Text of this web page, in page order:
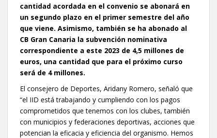
cantidad acordada en el convenio se abonará en
un segundo plazo en el primer semestre del año
que viene. Asimismo, también se ha abonado al
CB Gran Canaria la subvención nominativa
correspondiente a este 2023 de 4,5 millones de
euros, una cantidad que para el próximo curso
será de 4 millones.
El consejero de Deportes, Aridany Romero, señaló que
“el IID está trabajando y cumpliendo con los pagos
comprometidos que tenemos con los clubes, también
con municipios y federaciones deportivas, acciones que
potencian la eficacia y eficiencia del organismo. Hemos